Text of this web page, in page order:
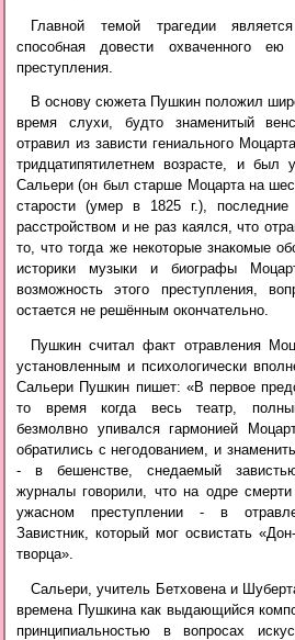
Главной темой трагедии
способная довести охваченного
преступления.
В основу сюжета Пушкин положил
время слухи, будто знаменитый
отравил из зависти гениального
тридцатипятилетнем возрасте, и был
Сальери (он был старше Моцарта на
старости (умер в 1825 г.),
расстройством и не раз каялся, что
то, что тогда же некоторые знакомые
историки музыки и биографы
возможность этого преступления,
остается не решённым окончательно.
Пушкин считал факт отравления
установленным и психологически
Сальери Пушкин пишет: «В первое
то время когда весь театр,
безмолвно упивался гармонией
обратились с негодованием, и
- в бешенстве, снедаемый
журналы говорили, что на одре
ужасном преступлении - в
Завистник, который мог освистать
творца».
Сальери, учитель Бетховена и
времена Пушкина как выдающийся
принципиальностью в вопросах